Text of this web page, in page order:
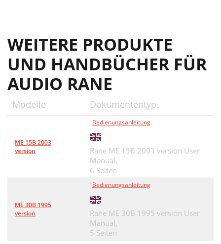
WEITERE PRODUKTE
UND HANDBÜCHER FÜR
AUDIO RANE
Modelle Dokumententyp
ME 15B 2003
version
Bedienungsanleitung
Rane ME 15B 2003 version User
Manual,
6 Seiten
ME 30B 1995
version
Bedienungsanleitung
Rane ME 30B 1995 version User
Manual,
5 Seiten